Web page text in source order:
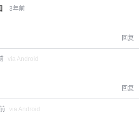
3年前
回复
via Android
回复
via Android